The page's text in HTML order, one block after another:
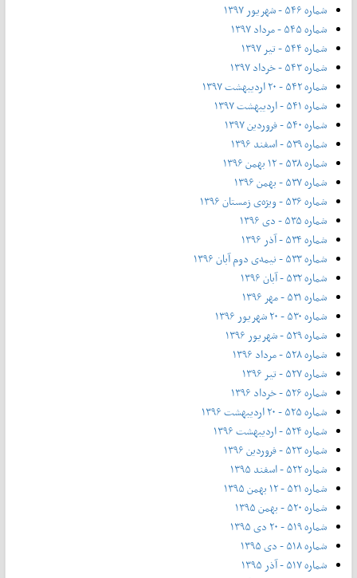
شماره ۵۴۶ - شهریور ۱۳۹۷
شماره ۵۴۵ - مرداد ۱۳۹۷
شماره ۵۴۴ - تیر ۱۳۹۷
شماره ۵۴۳ - خرداد ۱۳۹۷
شماره ۵۴۲ - ۲۰ اردیبهشت ۱۳۹۷
شماره ۵۴۱ - اردیبهشت ۱۳۹۷
شماره ۵۴۰ - فروردین ۱۳۹۷
شماره ۵۳۹ - اسفند ۱۳۹۶
شماره ۵۳۸ - ۱۲ بهمن ۱۳۹۶
شماره ۵۳۷ - بهمن ۱۳۹۶
شماره ۵۳۶ - ویژه‌ی زمستان ۱۳۹۶
شماره ۵۳۵ - دی ۱۳۹۶
شماره ۵۳۴ - آذر ۱۳۹۶
شماره ۵۳۳ - نیمه‌ی دوم آبان ۱۳۹۶
شماره ۵۳۲ - آبان ۱۳۹۶
شماره ۵۳۱ - مهر ۱۳۹۶
شماره ۵۳۰ - ۲۰ شهریور ۱۳۹۶
شماره ۵۲۹ - شهریور ۱۳۹۶
شماره ۵۲۸ - مرداد ۱۳۹۶
شماره ۵۲۷ - تیر ۱۳۹۶
شماره ۵۲۶ - خرداد ۱۳۹۶
شماره ۵۲۵ - ۲۰ اردیبهشت ۱۳۹۶
شماره ۵۲۴ - اردیبهشت ۱۳۹۶
شماره ۵۲۳ - فروردین ۱۳۹۶
شماره ۵۲۲ - اسفند ۱۳۹۵
شماره ۵۲۱ - ۱۲ بهمن ۱۳۹۵
شماره ۵۲۰ - بهمن ۱۳۹۵
شماره ۵۱۹ - ۲۰ دی ۱۳۹۵
شماره ۵۱۸ - دی ۱۳۹۵
شماره ۵۱۷ - آذر ۱۳۹۵